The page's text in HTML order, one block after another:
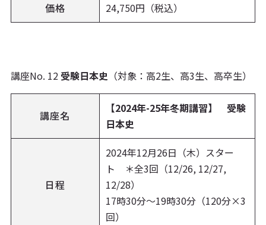
価格
24,750円（税込）
講座No. 12 受験日本史 （対象：高2生、高3生、高卒生）
講座名
【2024年-25年冬期講習】 受験
日本史
日程
2024年12月26日（木）スター
ト ＊全3回（12/26, 12/27,
12/28）
17時30分〜19時30分（120分×3
回）